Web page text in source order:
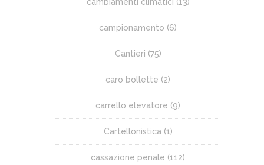
cambiamenti climatici (13)
campionamento (6)
Cantieri (75)
caro bollette (2)
carrello elevatore (9)
Cartellonistica(1)
cassazione penale (112)